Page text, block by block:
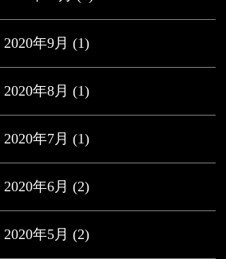
2020年9月 (1)
2020年8月 (1)
2020年7月 (1)
2020年6月 (2)
2020年5月 (2)